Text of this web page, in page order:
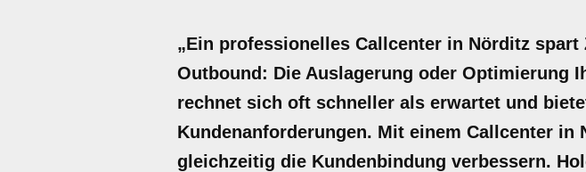
„Ein professionelles Callcenter in Nörditz
Outbound: Die Auslagerung oder Optimierung
rechnet sich oft schneller als erwartet und
Kundenanforderungen. Mit einem Callcenter
gleichzeitig die Kundenbindung verbessern.